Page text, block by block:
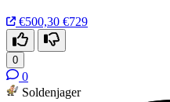
€500,30 €729
0
0
Soldenjager